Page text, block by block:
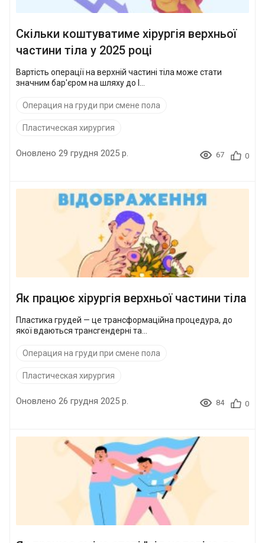
Скільки коштуватиме хірургія верхньої
частини тіла у 2025 році
Вартість операції на верхній частині тіла може стати
значним бар'єром на шляху до l...
Операция на груди при смене пола
Пластическая хирургия
Оновлено 29 грудня 2025 р. 67 0
Як працює хірургія верхньої частини тіла
Пластика грудей — це трансформаційна процедура, до
якої вдаються трансгендерні та...
Операция на груди при смене пола
Пластическая хирургия
Оновлено 26 грудня 2025 р. 84 0